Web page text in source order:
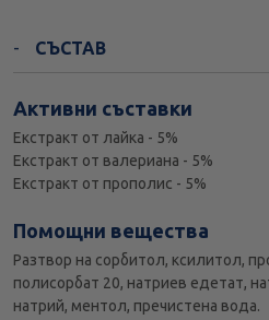
СЪСТАВ
Активни съставки
Екстракт от лайка - 5%
Екстракт от валериана - 5%
Екстракт от прополис - 5%
Помощни вещества
Разтвор на сорбитол, ксилитол,
полисорбат 20, натриев едетат,
натрий, ментол, пречистена вода.